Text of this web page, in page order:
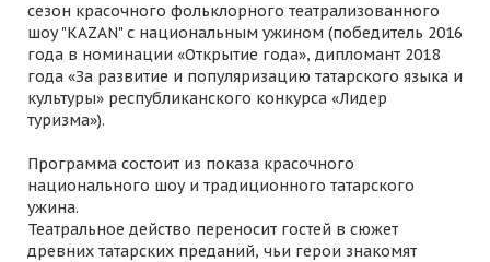
сезон красочного фольклорного театрализованного
шоу "KAZAN" с национальным ужином (победитель 2016
года в номинации «Открытие года», дипломант 2018
года «За развитие и популяризацию татарского языка и
культуры» республиканского конкурса «Лидер
туризма»).
Программа состоит из показа красочного
национального шоу и традиционного татарского
ужина.
Театральное действо переносит гостей в сюжет
древних татарских преданий, чьи герои знакомят